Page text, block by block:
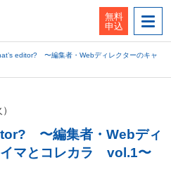
無料
申込
editor? 〜編集者・Webディレクターのキャ
〜編集者・Webディ
マとコレカラ vol.1〜